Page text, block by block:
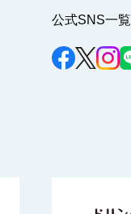
公式SNS一覧